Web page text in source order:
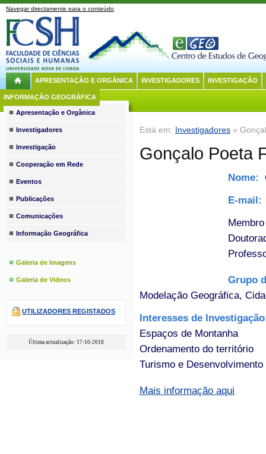
Navegar directamente para o conteúdo
APRESENTAÇÃO E ORGÂNICA INVESTIGADORES INVESTIGAÇÃO
INFORMAÇÃO GEOGRÁFICA
Está em: Investigadores »
Gonçalo Poeta
Nome:
E-mail:
Grupo
Modelação Geográfica,
Interesses de
Espaços de Montanha
Ordenamento do território
Turismo e Desenvolvimento
Mais informação aqui
Apresentação e Orgânica
Investigadores
Investigação
Cooperação em Rede
Eventos
Publicações
Comunicações
Informação Geográfica
Galeria de Imagens
Galeria de Videos
UTILIZADORES REGISTADOS
Última actualização: 17-10-2018